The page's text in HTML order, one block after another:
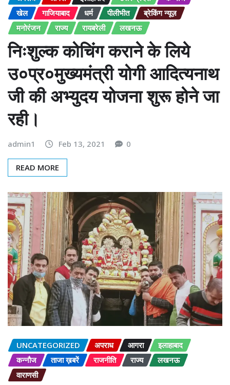
खेल
गाजियाबाद धर्म पीलीभीत
ब्रेकिंग न्यूज़
मनोरंजन
राज्य रायबरेली लखनऊ
निःशुल्क कोचिंग कराने के लिये
उ०प्र०मुख्यमंत्री योगी आदित्यनाथ
जी की अभ्युदय योजना शुरू होने जा
रही।
admin1 Feb 13, 2021 0
READ MORE
UNCATEGORIZED अपराध आगरा
इलाहाबाद
कन्नौज
ताजा ख़बरें राजनीति राज्य
लखनऊ
वाराणसी